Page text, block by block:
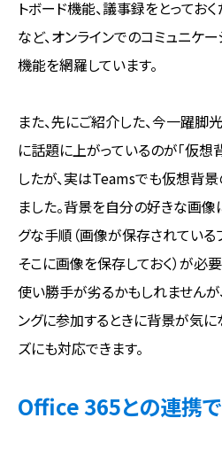
トボード機能、議事録をとってお
など、オンラインでのコミュニケ
機能を網羅しています。
また、先にご紹介した、今一躍
に話題に上がっているのが「仮想
したが、実はTeamsでも仮想背
ました。背景を自分の好きな画
グな手順（画像が保存されている
そこに画像を保存しておく）が必
使い勝手が劣るかもしれませんが
ングに参加するときに背景が気
ズにも対応できます。
Office 365との連携